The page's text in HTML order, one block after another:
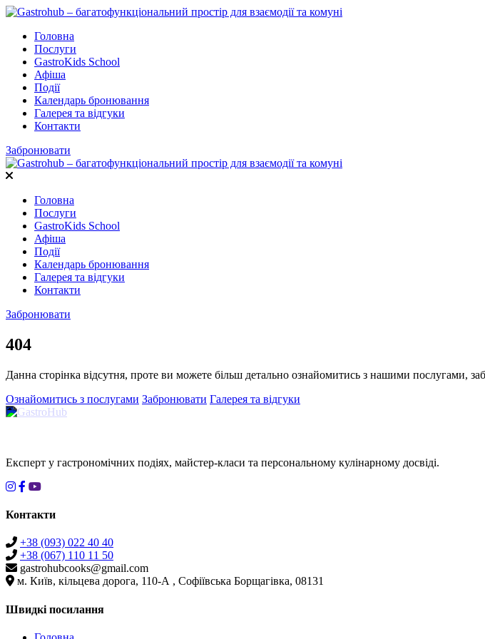
Головна
Послуги
GastroKids School
Афіша
Події
Календарь бронювання
Галерея та відгуки
Контакти
Забронювати
Головна
Послуги
GastroKids School
Афіша
Події
Календарь бронювання
Галерея та відгуки
Контакти
Забронювати
404
Данна сторінка відсутня, проте ви можете більш детально ознайомитись з нашими послугами,
Ознайомитись з послугами Забронювати Галерея та відгуки
Експерт у гастрономічних подіях, майстер-класи та персональному кулінарному досвіді.
Контакти
+38 (093) 022 40 40
+38 (067) 110 11 50
gastrohubcooks@gmail.com
м. Київ, кільцева дорога, 110-А , Софіївська Борщагівка, 08131
Швидкі посилання